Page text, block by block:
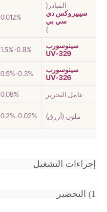
المبادر(
سيبيروكس دي
سي بي
)
0.012%
سينوسورب
UV-329
0.8%-1.5%
سينوسورب
UV-326
0.3%-0.5%
عامل التحرير 0.08%
ملون (أزرق) 0.02%-0.2%
إجراءات التشغيل
1) التحضير